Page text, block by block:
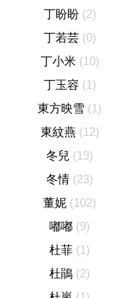
丁盼盼 (2)
丁若芸 (0)
丁小米 (10)
丁玉容 (1)
東方映雪 (1)
東紋燕 (12)
冬兒 (19)
冬情 (23)
董妮 (102)
嘟嘟 (9)
杜菲 (1)
杜鵑 (2)